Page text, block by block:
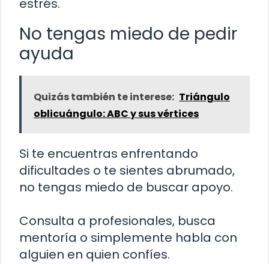
estrés.
No tengas miedo de pedir
ayuda
Quizás también te interese: Triángulo
oblicuángulo: ABC y sus vértices
Si te encuentras enfrentando
dificultades o te sientes abrumado,
no tengas miedo de buscar apoyo.
Consulta a profesionales, busca
mentoría o simplemente habla con
alguien en quien confíes.